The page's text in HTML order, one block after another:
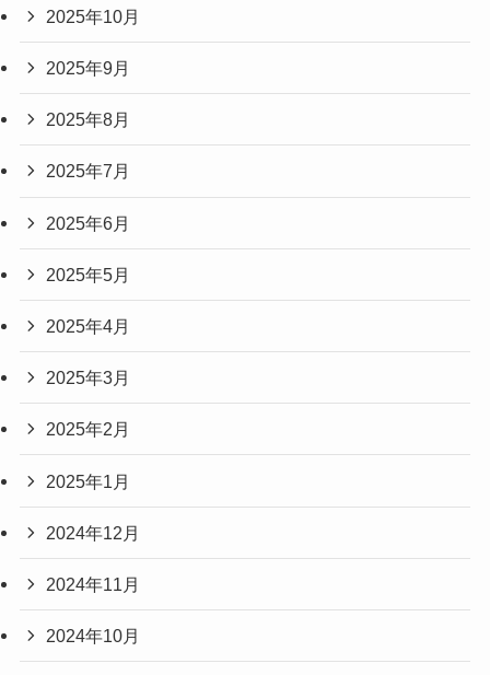
2025年10月
2025年9月
2025年8月
2025年7月
2025年6月
2025年5月
2025年4月
2025年3月
2025年2月
2025年1月
2024年12月
2024年11月
2024年10月